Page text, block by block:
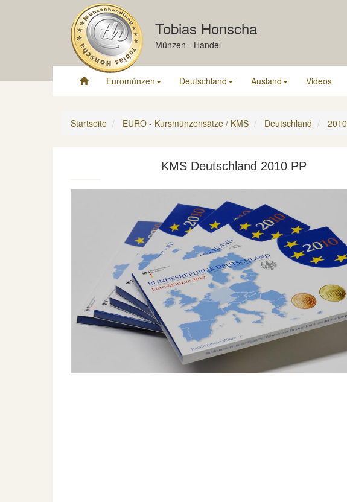
Tobias Honscha
Münzen - Handel
Euromünzen Deutschland Ausland Videos
Startseite EURO - Kursmünzensätze / KMS Deutschland 2010
KMS Deutschland 2010 PP